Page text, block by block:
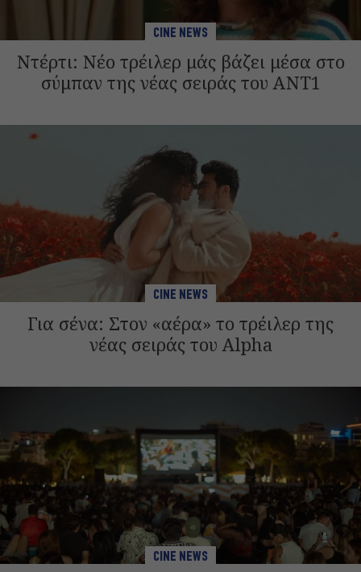
CINE NEWS
Ντέρτι: Νέο τρέιλερ μάς βάζει μέσα στο
σύμπαν της νέας σειράς του ANT1
CINE NEWS
Για σένα: Στον «αέρα» το τρέιλερ της
νέας σειράς του Alpha
CINE NEWS